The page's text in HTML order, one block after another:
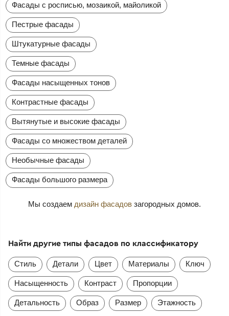
Фасады с росписью, мозаикой, майоликой
Пестрые фасады
Штукатурные фасады
Темные фасады
Фасады насыщенных тонов
Контрастные фасады
Вытянутые и высокие фасады
Фасады со множеством деталей
Необычные фасады
Фасады большого размера
Мы создаем дизайн фасадов загородных домов.
Найти другие типы фасадов по классификатору
Стиль Детали Цвет Материалы Ключ
Насыщенность Контраст Пропорции
Детальность Образ Размер Этажность